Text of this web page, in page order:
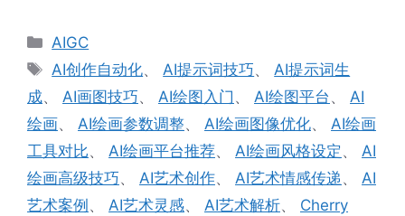
分
类
AIGC
标
签
AI创作自动化、AI提示词技巧、AI提示词生
成、 AI画图技巧、 AI绘图入门 、 AI绘图平台 、 AI
绘画、 AI绘画参数调整、 AI绘画图像优化、 AI绘画
工具对比、 AI绘画平台推荐、 AI绘画风格设定 、 AI
绘画高级技巧、 AI艺术创作、 AI艺术情感传递 、 AI
艺术案例 、 AI艺术灵感、 AI艺术解析、 Cherry